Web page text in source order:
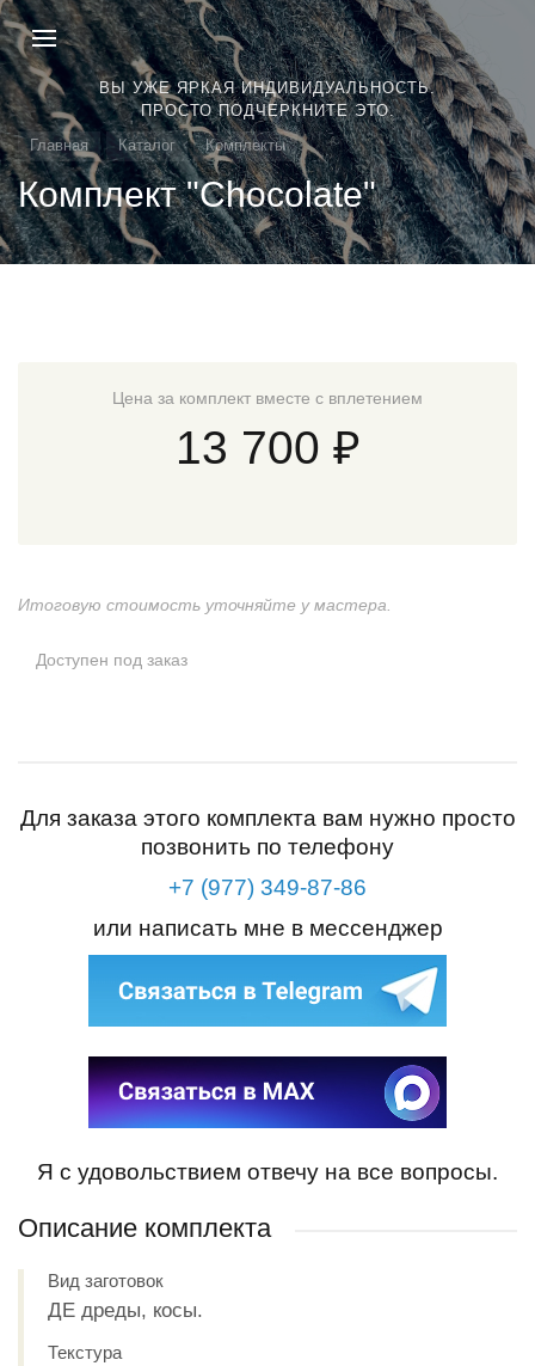
ВЫ УЖЕ ЯРКАЯ ИНДИВИДУАЛЬНОСТЬ.
ПРОСТО ПОДЧЕРКНИТЕ ЭТО.
Главная
Каталог Комплекты
Комплект "Chocolate"
Доступен под заказ
Цена за комплект вместе с вплетением
13 700 ₽
Итоговую стоимость уточняйте у мастера.
Для заказа этого комплекта вам нужно просто
позвонить по телефону
+7 (977) 349-87-86
или написать мне в мессенджер
Я с удовольствием отвечу на все вопросы.
Описание комплекта
Вид заготовок
ДЕ дреды, косы.
Текстура